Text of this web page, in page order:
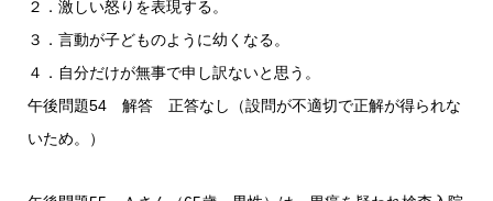
２．激しい怒りを表現する。
３．言動が子どものように幼くなる。
４．自分だけが無事で申し訳ないと思う。
午後問題54 解答 正答なし（設問が不適切で正解が得られな
いため。）